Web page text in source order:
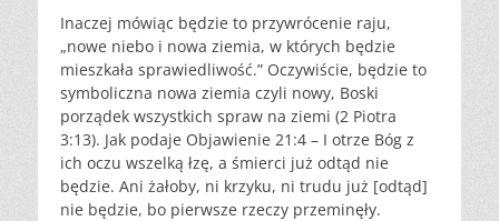
Inaczej mówiąc będzie to przywrócenie raju,
„nowe niebo i nowa ziemia, w których będzie
mieszkała sprawiedliwość.” Oczywiście, będzie to
symboliczna nowa ziemia czyli nowy, Boski
porządek wszystkich spraw na ziemi (2 Piotra
3:13). Jak podaje Objawienie 21:4 – I otrze Bóg z
ich oczu wszelką łzę, a śmierci już odtąd nie
będzie. Ani żałoby, ni krzyku, ni trudu już [odtąd]
nie będzie, bo pierwsze rzeczy przeminęły.